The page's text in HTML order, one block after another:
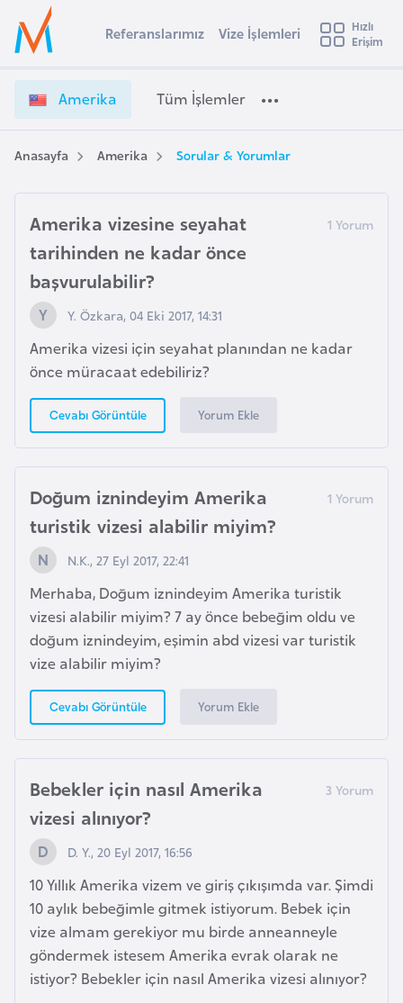
Ülke Seçimi
Başvuru yapmak istediğiniz ülkeyi seçin
Üye
Girişi
m
r
i
k
V
i
z
e
İ
l
e
m
e
r
i
e
Referanslarımız Vize İşlemleri
Hızlı
Erişim
Amerika Tüm İşlemler
Anasayfa Amerika Sorular & Yorumlar
Amerika vizesine seyahat
tarihinden ne kadar önce
başvurulabilir?
Y. Özkara, 04 Eki 2017, 14:31
Amerika vizesi için seyahat planından ne kadar
önce müracaat edebiliriz?
Cevabı Görüntüle Yorum Ekle
Doğum iznindeyim Amerika
turistik vizesi alabilir miyim?
N.K., 27 Eyl 2017, 22:41
Merhaba, Doğum iznindeyim Amerika turistik
vizesi alabilir miyim? 7 ay önce bebeğim oldu ve
doğum iznindeyim, eşimin abd vizesi var turistik
vize alabilir miyim?
Cevabı Görüntüle Yorum Ekle
Bebekler için nasıl Amerika
vizesi alınıyor?
D. Y., 20 Eyl 2017, 16:56
10 Yıllık Amerika vizem ve giriş çıkışımda var. Şimdi
10 aylık bebeğimle gitmek istiyorum. Bebek için
vize almam gerekiyor mu birde anneanneyle
göndermek istesem Amerika evrak olarak ne
istiyor? Bebekler için nasıl Amerika vizesi alınıyor?
s
t
r
a
A
v
u
s
t
u
r
A
z
e
r
b
y
c
a
n
B
r
e
y
n
B
a
n
g